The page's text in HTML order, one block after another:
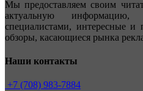
Мы предоставляем своим
актуальную
специалистами, интересные и
обзоры, касающиеся рынка
Наши контакты
+7 (708) 983-7884